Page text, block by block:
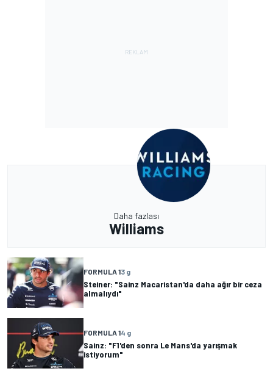
Daha fazlası
Williams
FORMULA 13 g
Steiner: "Sainz Macaristan'da daha ağır bir ceza
almalıydı"
FORMULA 14 g
Sainz: "F1'den sonra Le Mans'da yarışmak
istiyorum"